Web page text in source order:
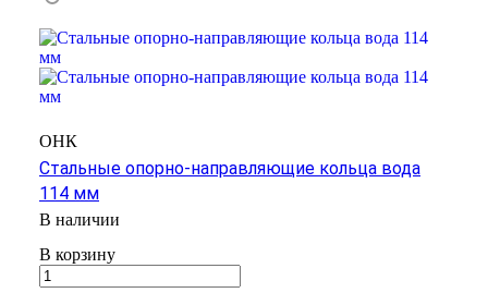
ОНК
Стальные опорно-направляющие кольца вода
114 мм
В наличии
В корзину